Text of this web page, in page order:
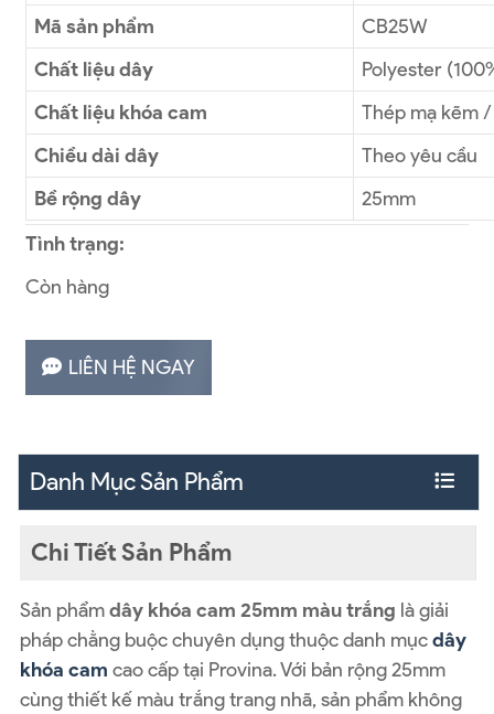
Mã sản phẩm
CB25W
Chất liệu dây
Polyester
Chất liệu khóa cam
Thép mạ kẽm
Chiều dài dây
Theo yêu cầu
Bề rộng dây
25mm
Tình trạng:
Còn hàng
LIÊN HỆ NGAY
Danh Mục Sản Phẩm
Chi Tiết Sản Phẩm
Sản phẩmdây khóa cam 25mm màu trắng là giải
pháp chằng buộc chuyên dụng thuộc danh mụcdây
khóa cam cao cấp tại Provina. Với bản rộng 25mm
cùng thiết kế màu trắng trang nhã, sản phẩm không